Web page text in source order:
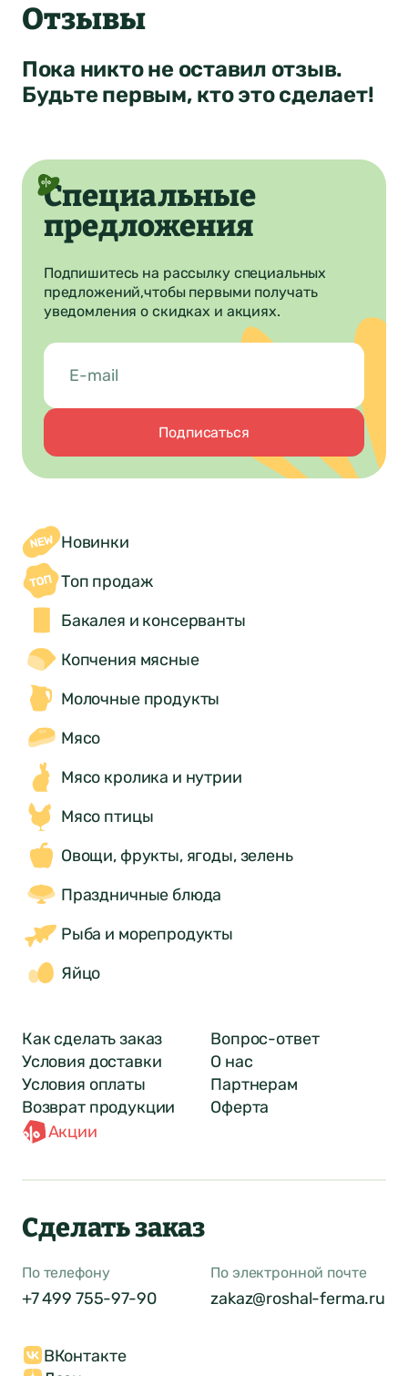
Отзывы
Пока никто не оставил отзыв.
Будьте первым, кто это сделает!
Специальные
предложения
Подпишитесь на рассылку специальных
предложений,чтобы первыми получать
уведомления о скидках и акциях.
Подписаться
Новинки
Топ продаж
Бакалея и консерванты
Копчения мясные
Молочные продукты
Мясо
Мясо кролика и нутрии
Мясо птицы
Овощи, фрукты, ягоды, зелень
Праздничные блюда
Рыба и морепродукты
Яйцо
Как сделать заказ
Условия доставки
Условия оплаты
Возврат продукции
Акции
Вопрос-ответ
О нас
Партнерам
Оферта
Сделать заказ
По телефону
+7 499 755-97-90
По электронной почте
zakaz@roshal-ferma.ru
ВКонтакте